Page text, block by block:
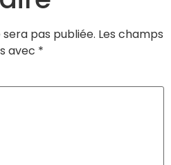
pas publiée. Les champs
avec *